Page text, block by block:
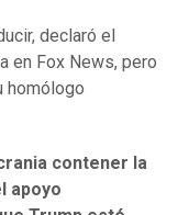
declaró el
en Fox News, pero
homólogo
contener la
apoyo